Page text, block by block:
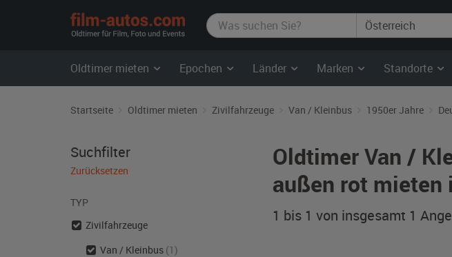
film-
autos.com
Oldtimer mieten Epochen Länder Marken Standorte
Startseite Oldtimer mieten Zivilfahrzeuge Van / Kleinbus 1950er Jahre
Oldtimer Van /
außen rot mieten
1 bis 1 von insgesamt 1
Suchfilter
Zurücksetzen
TYP
Zivilfahrzeuge
Van / Kleinbus (1)